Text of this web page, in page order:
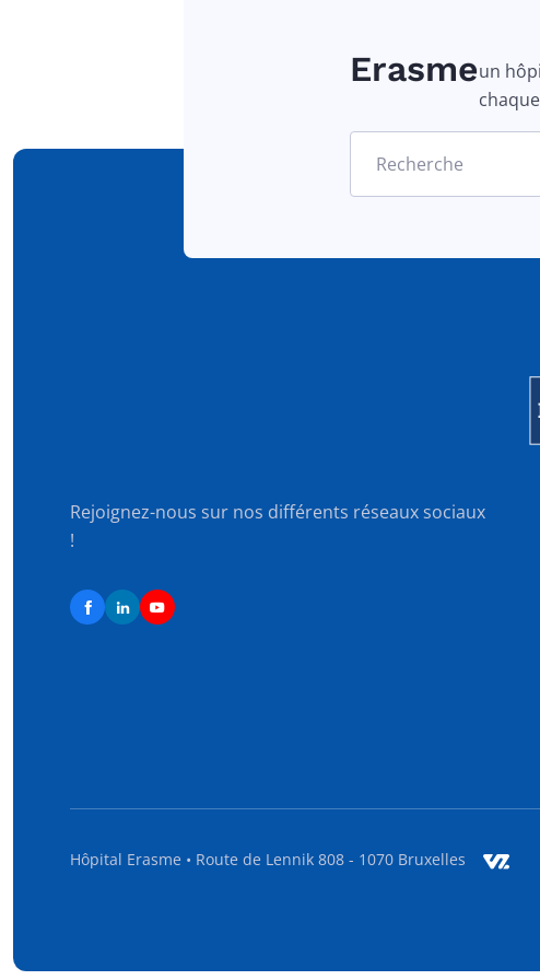
Erasmeun
Recherche
Rejoignez-nous sur nos différents réseaux sociaux
!
Hôpital Erasme • Route de Lennik 808 - 1070 Bruxelles